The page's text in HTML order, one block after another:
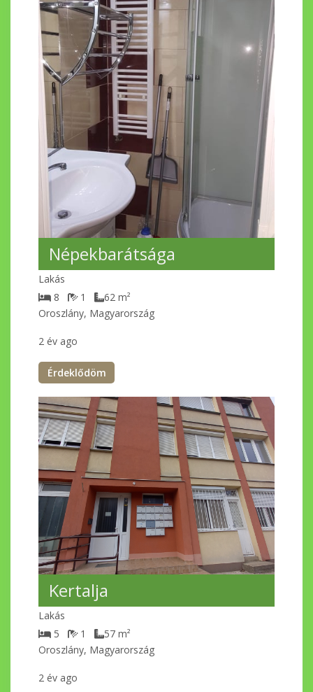
Lakás
Népekbarátsága
Oroszlány, Magyarország
8 1 62 m²
2 év ago
Érdeklődöm
Lakás
Kertalja
Oroszlány, Magyarország
5 1 57 m²
2 év ago